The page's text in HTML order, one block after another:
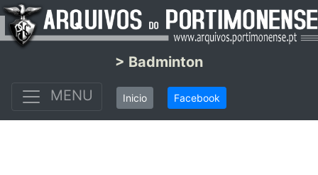
> Badminton
MENU
Inicio Facebook